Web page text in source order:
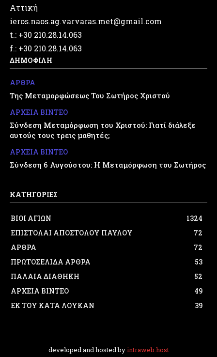
Αττική
ieros.naos.ag.varvaras.met@gmail.com
t.: +30 210.28.14.063
f.: +30 210.28.14.063
ΔΗΜΟΦΙΛΗ
ΑΡΘΡΑ
Της Μεταμορφώσεως Του Σωτήρος Χριστού
ΑΡΧΕΙΑ ΒΙΝΤΕΟ
Σύνδεση Μεταμόρφωση του Χριστού: Γιατί διάλεξε
αυτούς τους τρεις μαθητές;
ΑΡΧΕΙΑ ΒΙΝΤΕΟ
Σύνδεση 6 Αυγούστου: Η Μεταμόρφωση του Σωτήρος
ΚΑΤΗΓΟΡΙΕΣ
ΒΙΟΙ ΑΓΙΩΝ
1324
ΕΠΙΣΤΟΛΑΙ ΑΠΟΣΤΟΛΟΥ ΠΑΥΛΟΥ
72
ΑΡΘΡΑ
72
ΠΡΩΤΟΣΕΛΙΔΑ ΑΡΘΡΑ
53
ΠΑΛΑΙΑ ΔΙΑΘΗΚΗ
52
ΑΡΧΕΙΑ ΒΙΝΤΕΟ
49
ΕΚ ΤΟΥ ΚΑΤΑ ΛΟΥΚΑΝ
39
developed and hosted byintraweb.host